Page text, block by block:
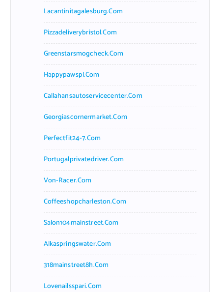
Lacantinitagalesburg.com
Pizzadeliverybristol.com
Greenstarsmogcheck.com
Happypawspl.com
Callahansautoservicecenter.com
Georgiascornermarket.com
Perfectfit24-7.com
Portugalprivatedriver.com
Von-Racer.com
Coffeeshopcharleston.com
Salon104mainstreet.com
Alkaspringswater.com
318mainstreet8h.com
Lovenailsspari.com